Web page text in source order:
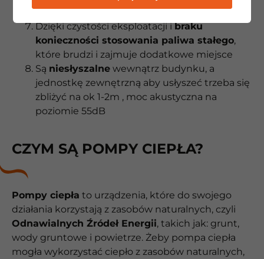
Potrafią zająć niezwykle mało miejsca.
Dzięki czystości eksploatacji ibraku
konieczności stosowania paliwa stałego,
które brudzi i zajmuje dodatkowe miejsce
Są niesłyszalne wewnątrz budynku, a
jednostkę zewnętrzną aby usłyszeć trzeba się
zbliżyć na ok 1-2m , moc akustyczna na
poziomie 55dB
CZYM SĄ POMPY CIEPŁA?
Pompy ciepła to urządzenia, które do swojego
działania korzystają z zasobów naturalnych, czyli
Odnawialnych Źródeł Energii, takich jak: grunt,
wody gruntowe i powietrze. Żeby pompa ciepła
mogła wykorzystać ciepło z zasobów naturalnych,